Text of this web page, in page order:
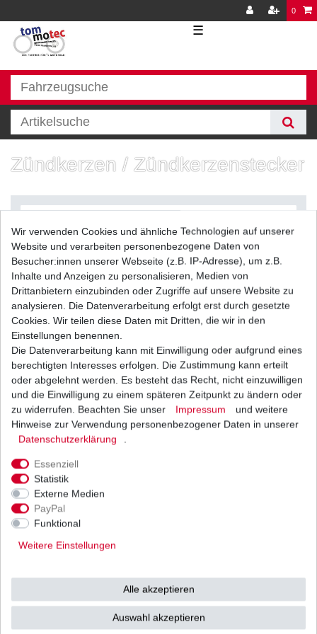
0
☰
Zündkerzen / Zündkerzenstecker
Filter
Zündkerze NGK CR9E, CR 9 E, CR9 E, CR 9E,
6263
UVP 13,30 € 9,31 € *
1 Stück | 9,31 € / Stück
inkl. ges. MwSt. zzgl.
Versand
Ab einem Warenwert von
500 Euro versenden wir
53783 Eitorf (
unbedingt Termin
Wir verwenden Cookies und ähnliche Technologien auf unserer
Website und verarbeiten personenbezogene Daten von
Besucher:innen unserer Webseite (z.B. IP-Adresse), um z.B.
Inhalte und Anzeigen zu personalisieren, Medien von
Drittanbietern einzubinden oder Zugriffe auf unsere Website zu
analysieren. Die Datenverarbeitung erfolgt erst durch gesetzte
Cookies. Wir teilen diese Daten mit Dritten, die wir in den
Einstellungen benennen.
Die Datenverarbeitung kann mit Einwilligung oder aufgrund eines
berechtigten Interesses erfolgen. Die Zustimmung kann erteilt
oder abgelehnt werden. Es besteht das Recht, nicht einzuwilligen
und die Einwilligung zu einem späteren Zeitpunkt zu ändern oder
zu widerrufen. Beachten Sie unser
Impressum
und weitere
Hinweise zur Verwendung personenbezogener Daten in unserer
Daten­schutz­erklärung
Essenziell
Statistik
Externe Medien
PayPal
Funktional
Weitere Einstellungen
Alle akzeptieren
Auswahl akzeptieren